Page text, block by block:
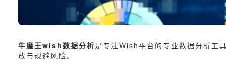
牛魔王wish数据分析是专注Wish平台的专业数据分析工
放与规避风险。